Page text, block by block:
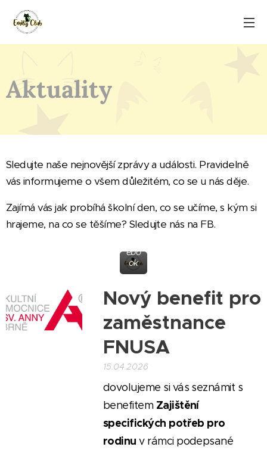
Aktuality
Sledujte naše nejnovější zprávy a události. Pravidelně
vás informujeme o všem důležitém, co se u nás děje.
Zajímá vás jak probíhá školní den, co se učíme, s kým si
hrajeme, na co se těšíme? Sledujte nás na FB.
všti
vte
náš
ebo
ok
Nový benefit pro
zaměstnance
FNUSA
15.04.2026
dovolujeme si vás seznámit s
benefitem Zajištění
specifických potřeb pro
rodinu v rámci podepsané